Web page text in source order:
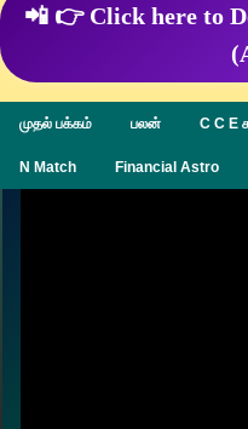
📲 👉 Click here to
முதல் பக்கம் பலன் C C E
N Match Financial Astro